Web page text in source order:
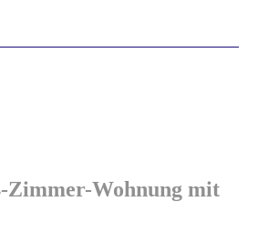
Zimmer-Wohnung mit